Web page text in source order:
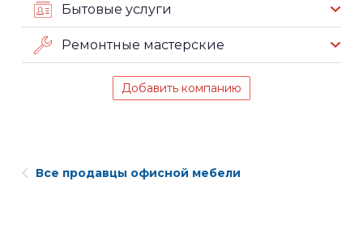
Бытовые услуги
Ремонтные мастерские
Добавить компанию
Все продавцы офисной мебели